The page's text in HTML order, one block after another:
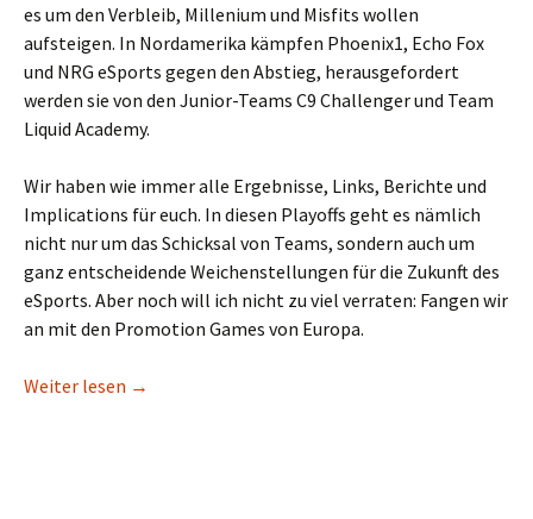
es um den Verbleib, Millenium und Misfits wollen
aufsteigen. In Nordamerika kämpfen Phoenix1, Echo Fox
und NRG eSports gegen den Abstieg, herausgefordert
werden sie von den Junior-Teams C9 Challenger und Team
Liquid Academy.
Wir haben wie immer alle Ergebnisse, Links, Berichte und
Implications für euch. In diesen Playoffs geht es nämlich
nicht nur um das Schicksal von Teams, sondern auch um
ganz entscheidende Weichenstellungen für die Zukunft des
eSports. Aber noch will ich nicht zu viel verraten: Fangen wir
an mit den Promotion Games von Europa.
Weiter lesen Wer 2017 noch in der LCS spielen darf: Das
→